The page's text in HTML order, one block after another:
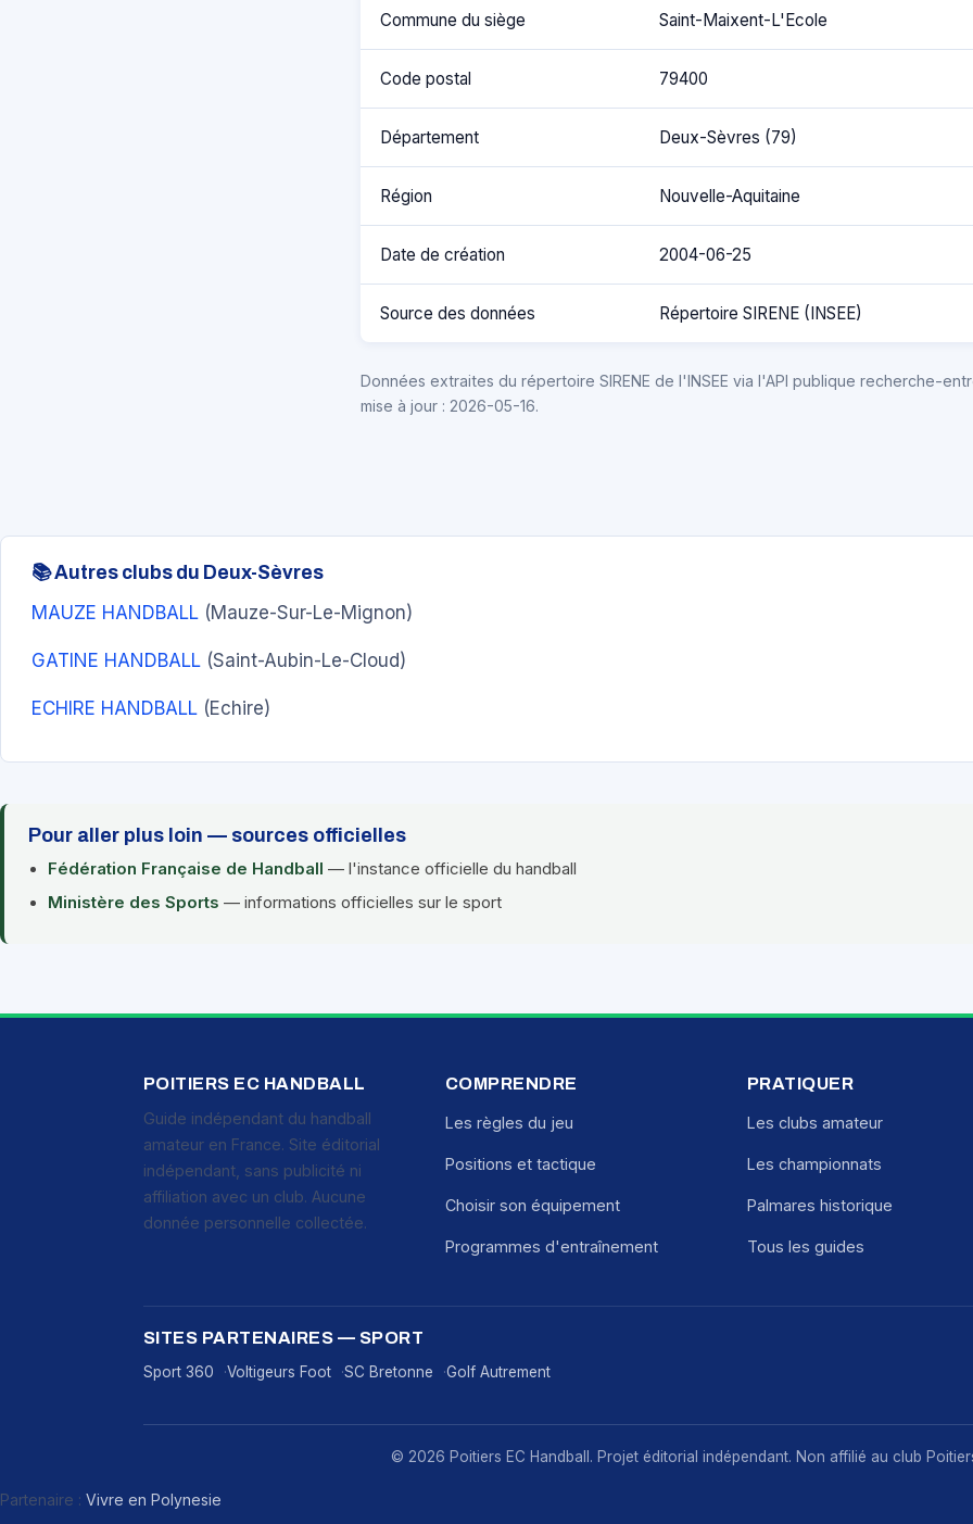
Commune du siège Saint-Maixent-L'Ecole
Code postal 79400
Département Deux-Sèvres (79)
Région Nouvelle-Aquitaine
Date de création 2004-06-25
Source des données Répertoire SIRENE (INSEE)
Données extraites du répertoire SIRENE de l'INSEE via l'API publique recherche-
mise à jour : 2026-05-16.
📚 Autres clubs du Deux-Sèvres
MAUZE HANDBALL (Mauze-Sur-Le-Mignon)
GATINE HANDBALL (Saint-Aubin-Le-Cloud)
ECHIRE HANDBALL (Echire)
Pour aller plus loin — sources officielles
Fédération Française de Handball — l'instance officielle du handball
Ministère des Sports — informations officielles sur le sport
POITIERS EC HANDBALL
Guide indépendant du handball
amateur en France. Site éditorial
indépendant, sans publicité ni
affiliation avec un club. Aucune
donnée personnelle collectée.
COMPRENDRE
Les règles du jeu
Positions et tactique
Choisir son équipement
Programmes d'entraînement
PRATIQUER
Les clubs amateur
Les championnats
Palmares historique
Tous les guides
SITES PARTENAIRES — SPORT
Sport 360 Voltigeurs Foot SC Bretonne Golf Autrement
© 2026 Poitiers EC Handball. Projet éditorial indépendant. Non affilié au club
Partenaire : Vivre en Polynesie